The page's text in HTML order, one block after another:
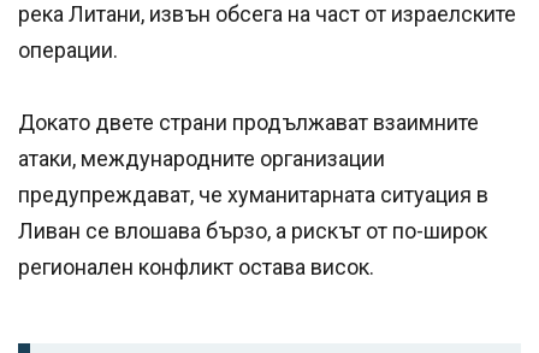
река Литани, извън обсега на част от израелските
операции.
Докато двете страни продължават взаимните
атаки, международните организации
предупреждават, че хуманитарната ситуация в
Ливан се влошава бързо, а рискът от по-широк
регионален конфликт остава висок.